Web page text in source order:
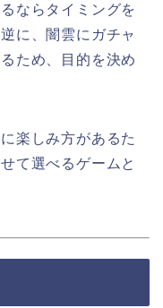
ならタイミングを
に、闇雲にガチャ
ため、目的を決め
楽しみ方があるた
て選べるゲームと